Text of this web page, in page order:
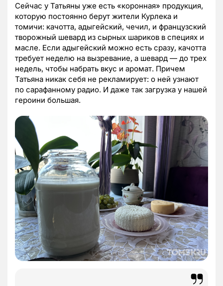
Сейчас у Татьяны уже есть «коронная» продукция,
которую постоянно берут жители Курлека и
томичи: качотта, адыгейский, чечил, и французский
творожный шевард из сырных шариков в специях и
масле. Если адыгейский можно есть сразу, качотта
требует неделю на вызревание, а шевард — до трех
недель, чтобы набрать вкус и аромат. Причем
Татьяна никак себя не рекламирует: о ней узнают
по сарафанному радио. И даже так загрузка у нашей
героини большая.